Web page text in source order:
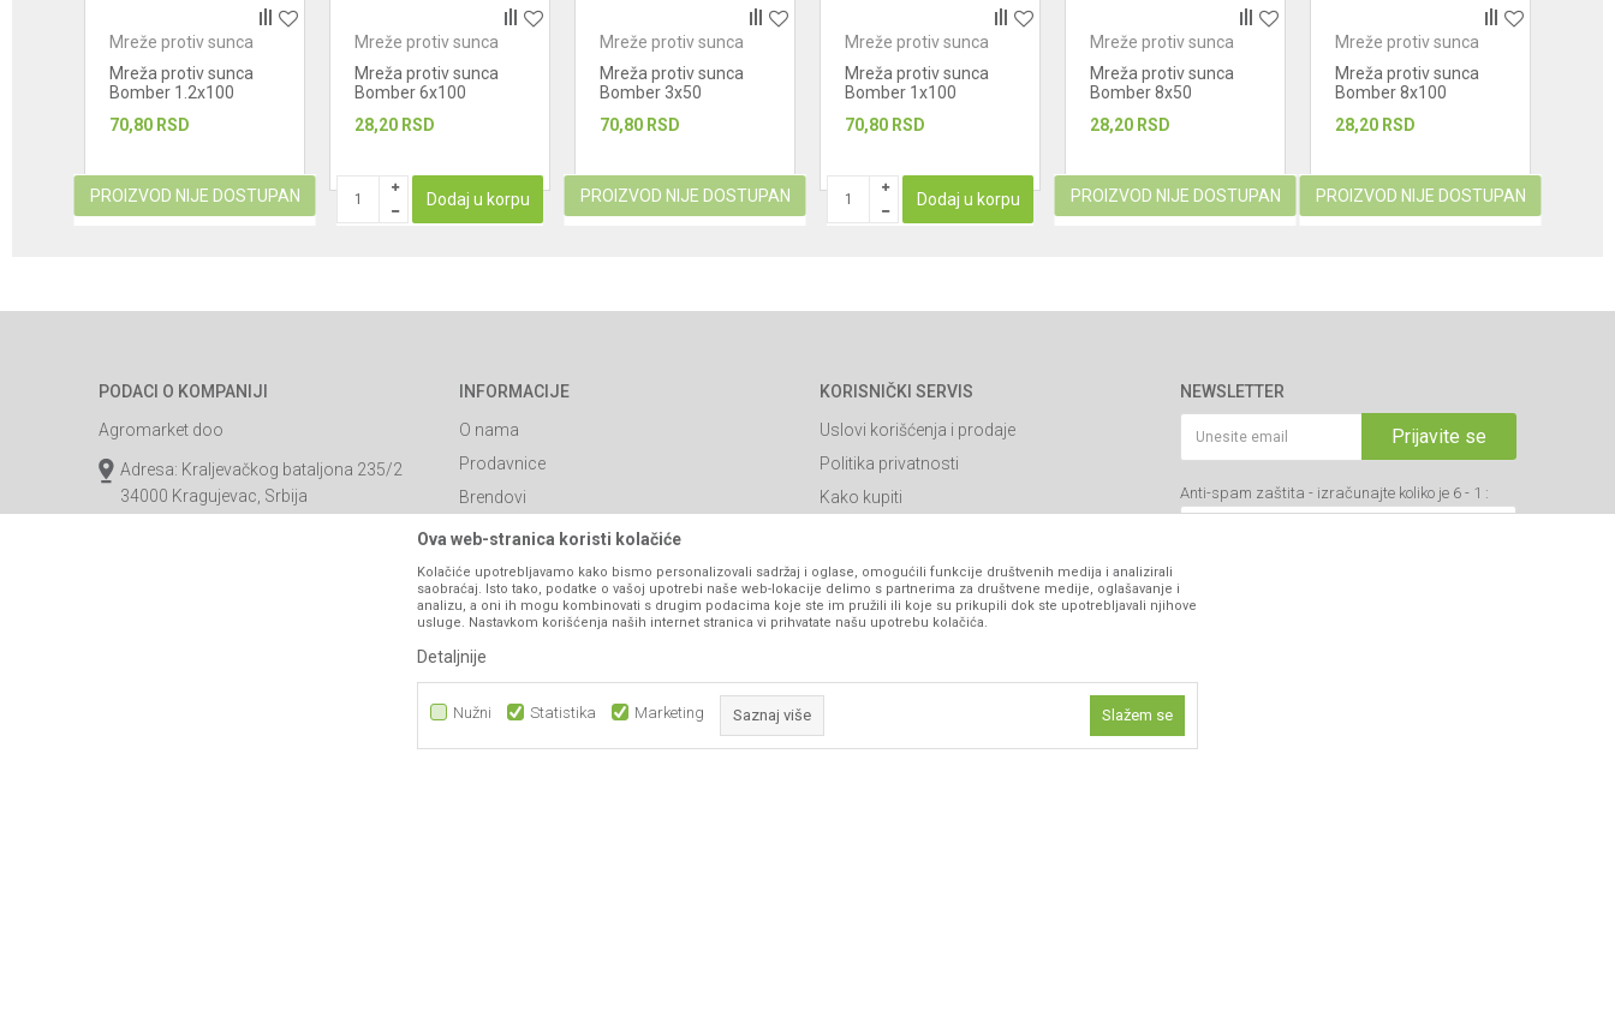
Mreže protiv sunca
Mreža protiv sunca
Bomber 1.2x100
70,80 RSD
PROIZVOD NIJE DOSTUPAN
Mreže protiv sunca
Mreža protiv sunca
Bomber 6x100
28,20 RSD
Dodaj u korpu
Mreže protiv sunca
Mreža protiv sunca
Bomber 3x50
70,80 RSD
PROIZVOD NIJE DOSTUPAN
Mreže protiv sunca
Mreža protiv sunca
Bomber 1x100
70,80 RSD
Dodaj u korpu
Mreže protiv sunca
Mreža protiv sunca
Bomber 8x50
28,20 RSD
PROIZVOD NIJE DOSTUPAN
Mreže protiv sunca
Mreža protiv sunca
Bomber 8x100
28,20 RSD
PROIZVOD NIJE DOSTUPAN
PODACI O KOMPANIJI
Agromarket doo
Adresa: Kraljevačkog bataljona 235/2
34000 Kragujevac, Srbija
INFORMACIJE
O nama
Prodavnice
Brendovi
Katalozi
Saradnja
Blog
Najčešća pitanja
Kontakt
KORISNIČKI SERVIS
Uslovi korišćenja i prodaje
Politika privatnosti
Kako kupiti
Click & Collect
Načini plaćanja
Plaćanje karticama
Pravo na odustajanje
Reklamacije
NEWSLETTER
Prijavite se
Anti-spam zaštita - izračunajte koliko je 6 - 1 :
VIBER I SMS NEWSLETTER
Ova web-stranica koristi kolačiće
Kolačiće upotrebljavamo kako bismo personalizovali sadržaj i oglase, omogućili funkcije društvenih medija i analizirali
saobraćaj. Isto tako, podatke o vašoj upotrebi naše web-lokacije delimo s partnerima za društvene medije, oglašavanje i
analizu, a oni ih mogu kombinovati s drugim podacima koje ste im pružili ili koje su prikupili dok ste upotrebljavali njihove
usluge. Nastavkom korišćenja naših internet stranica vi prihvatate našu upotrebu kolačića.
Detaljnije
Nužni Statistika Marketing Saznaj više Slažem se